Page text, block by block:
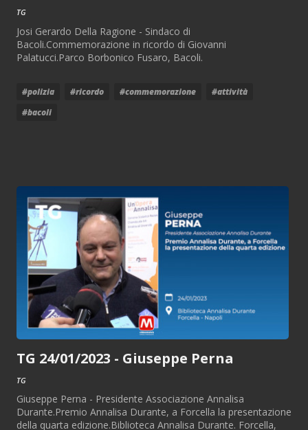
TG
Josi Gerardo Della Ragione - Sindaco di
Bacoli.Commemorazione in ricordo di Giovanni
Palatucci.Parco Borbonico Fusaro, Bacoli.
#polizia #ricordo #commemorazione
#attività
#bacoli
TG 24/01/2023 - Giuseppe Perna
TG
Giuseppe Perna - Presidente Associazione Annalisa
Durante.Premio Annalisa Durante, a Forcella la presentazione
della quarta edizione.Biblioteca Annalisa Durante. Forcella,